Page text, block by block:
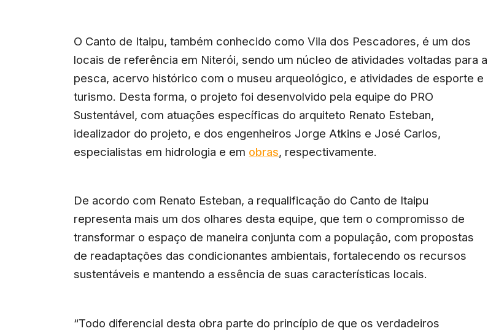
O Canto de Itaipu, também conhecido como Vila dos Pescadores, é um dos
locais de referência em Niterói, sendo um núcleo de atividades voltadas para a
pesca, acervo histórico com o museu arqueológico, e atividades de esporte e
turismo. Desta forma, o projeto foi desenvolvido pela equipe do PRO
Sustentável, com atuações específicas do arquiteto Renato Esteban,
idealizador do projeto, e dos engenheiros Jorge Atkins e José Carlos,
especialistas em hidrologia e em obras, respectivamente.
De acordo com Renato Esteban, a requalificação do Canto de Itaipu
representa mais um dos olhares desta equipe, que tem o compromisso de
transformar o espaço de maneira conjunta com a população, com propostas
de readaptações das condicionantes ambientais, fortalecendo os recursos
sustentáveis e mantendo a essência de suas características locais.
“Todo diferencial desta obra parte do princípio de que os verdadeiros